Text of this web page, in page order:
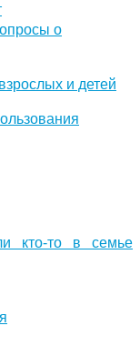
о
и детей
кто-то в семье